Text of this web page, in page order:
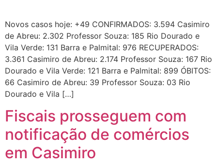
Novos casos hoje: +49 CONFIRMADOS: 3.594 Casimiro
de Abreu: 2.302 Professor Souza: 185 Rio Dourado e
Vila Verde: 131 Barra e Palmital: 976 RECUPERADOS:
3.361 Casimiro de Abreu: 2.174 Professor Souza: 167 Rio
Dourado e Vila Verde: 121 Barra e Palmital: 899 ÓBITOS:
66 Casimiro de Abreu: 39 Professor Souza: 03 Rio
Dourado e Vila […]
Fiscais prosseguem com
notificação de comércios
em Casimiro